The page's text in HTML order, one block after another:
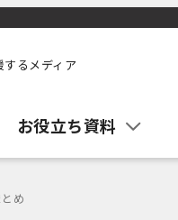
るメディア
お役立ち資料
め